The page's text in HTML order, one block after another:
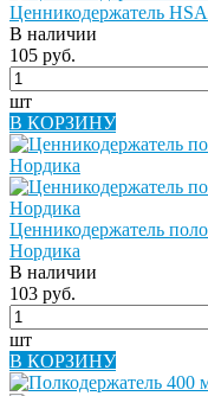
Ценникодержатель
В наличии
105 руб.
шт
В КОРЗИНУ
Ценникодержатель
Нордика
В наличии
103 руб.
шт
В КОРЗИНУ